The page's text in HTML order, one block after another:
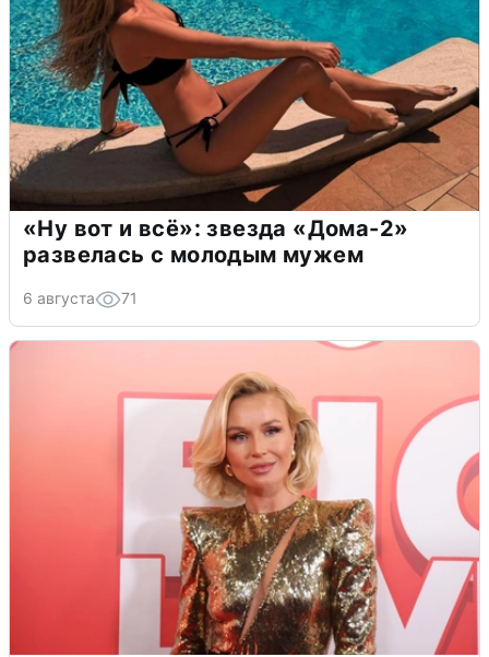
«Ну вот и всё»: звезда «Дома-2»
развелась с молодым мужем
6 августа 71